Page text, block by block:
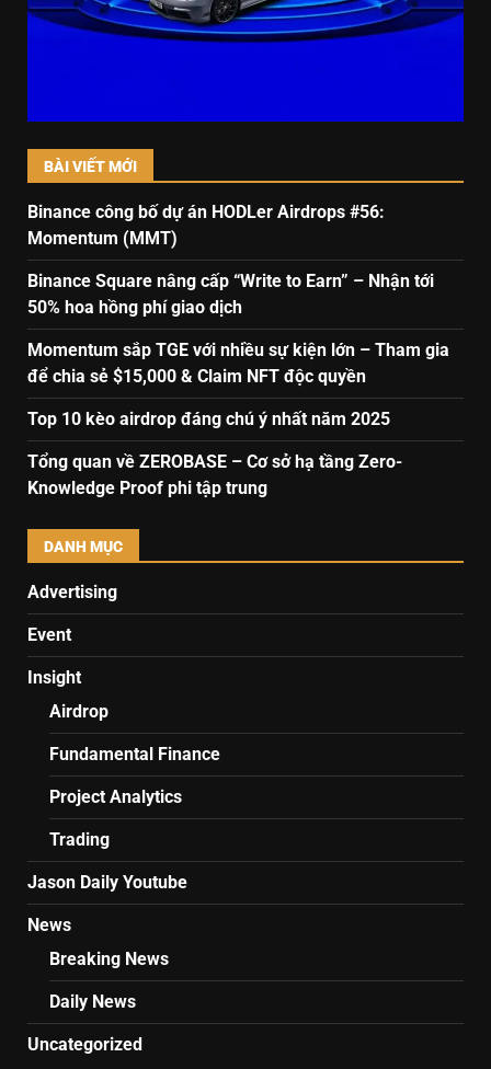
BÀI VIẾT MỚI
Binance công bố dự án HODLer Airdrops #56:
Momentum (MMT)
Binance Square nâng cấp “Write to Earn” – Nhận tới
50% hoa hồng phí giao dịch
Momentum sắp TGE với nhiều sự kiện lớn – Tham gia
để chia sẻ $15,000 & Claim NFT độc quyền
Top 10 kèo airdrop đáng chú ý nhất năm 2025
Tổng quan về ZEROBASE – Cơ sở hạ tầng Zero-
Knowledge Proof phi tập trung
DANH MỤC
Advertising
Event
Insight
Airdrop
Fundamental Finance
Project Analytics
Trading
Jason Daily Youtube
News
Breaking News
Daily News
Uncategorized